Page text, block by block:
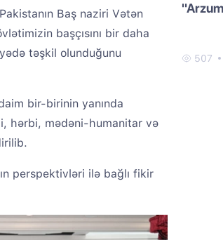
Baş naziri Vətən
başçısını bir daha
təşkil olunduğunu
bir-birinin yanında
hərbi, mədəni-humanitar və
perspektivləri ilə bağlı fikir
507